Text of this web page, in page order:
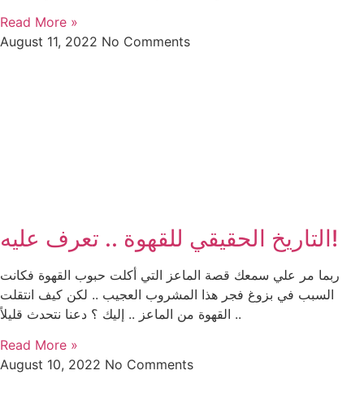
Read More »
August 11, 2022 No Comments
التاريخ الحقيقي للقهوة .. تعرف عليه!
ربما مر علي سمعك قصة الماعز التي أكلت حبوب القهوة فكانت
السبب في بزوغ فجر هذا المشروب العجيب .. لكن كيف انتقلت
القهوة من الماعز .. إليك ؟ دعنا نتحدث قليلاً ..
Read More »
August 10, 2022 No Comments